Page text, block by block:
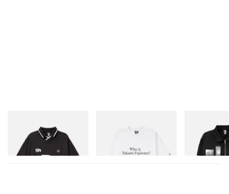
Billionaire Boys Club X Initial
D Game Shirt
立刻购入
Billionaire Boys Club X Initial
D Cotton T-Shirt 3
Billionaire
D Cotton Jacket
立刻购入